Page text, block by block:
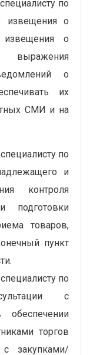
по
извещения о
извещения о
выражения
о
их
СМИ и на
по
и
контроля
подготовки
товаров,
пункт
по
с
обеспечении
торгов
закупками/